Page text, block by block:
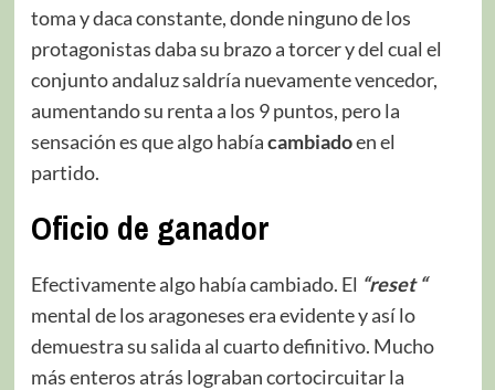
toma y daca constante, donde ninguno de los
protagonistas daba su brazo a torcer y del cual el
conjunto andaluz saldría nuevamente vencedor,
aumentando su renta a los 9 puntos, pero la
sensación es que algo habíacambiadoen el
partido.
Oficio de ganador
Efectivamente algo había cambiado. El “reset “
mental de los aragoneses era evidente y así lo
demuestra su salida al cuarto definitivo. Mucho
más enteros atrás lograban cortocircuitar la